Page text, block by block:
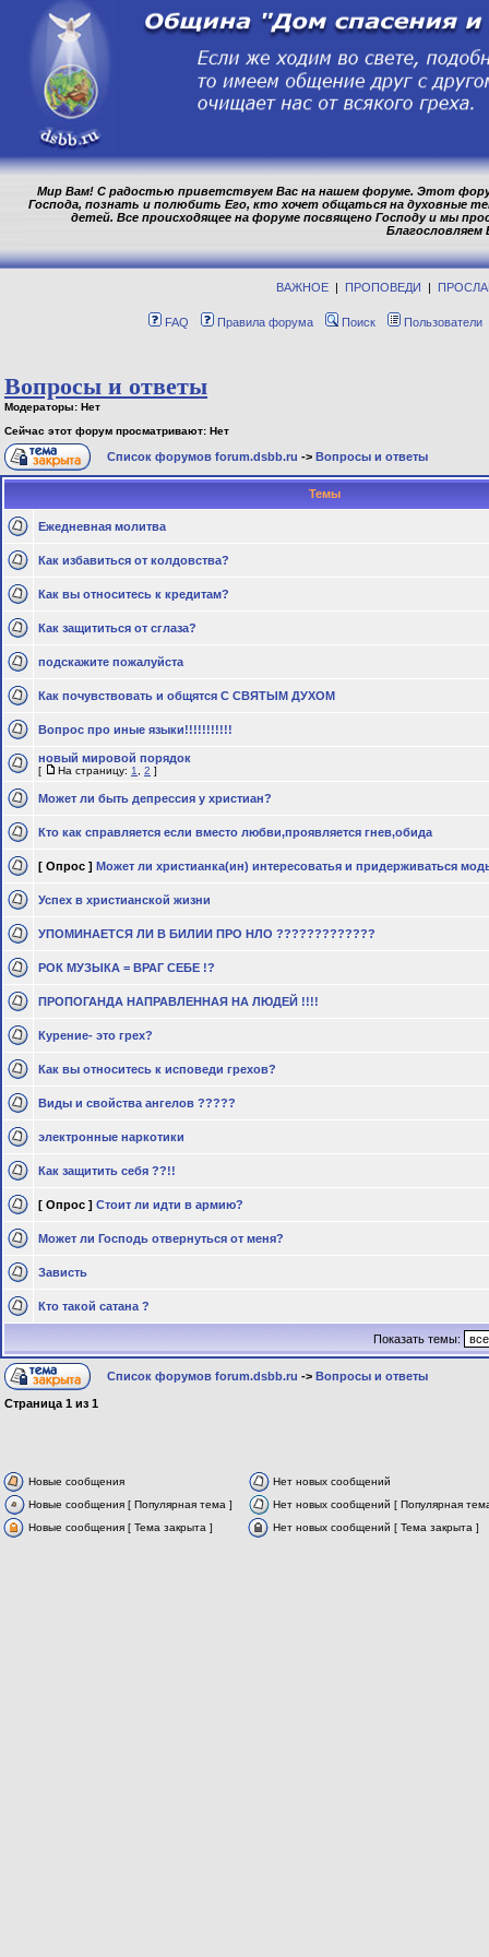
Мир Вам! С радостью приветствуем Вас на нашем форуме. Этот
Господа, познать и полюбить Его, кто хочет общаться на духовные
детей. Все происходящее на форуме посвящено Господу и мы
Благословляем
ВАЖНОЕ | ПРОПОВЕДИ |
FAQ Правила форума Поиск Пользователи
Вопросы и ответы
Модераторы: Нет
Сейчас этот форум просматривают: Нет
Список форумов forum.dsbb.ru -> Вопросы и ответы
Темы
Eжeднeвная молитва
Как избавиться от колдовства?
Как вы относитесь к кредитам?
Как защититься от сглаза?
подскажите пожалуйста
Как почувствовать и общятся С СВЯТЫМ ДУХОМ
Вопрос про иные языки!!!!!!!!!!!
новый мировой порядок
[ На страницу: 1 2 ]
Может ли быть депрессия у христиан?
Кто как справляется если вместо любви,проявляется гнев,обида
[ Опрос ] Может ли христианка(ин) интересоватья и придерживаться
Успех в христианской жизни
УПОМИНАЕТСЯ ЛИ В БИЛИИ ПРО НЛО ?????????????
РОК МУЗЫКА = ВРАГ СЕБЕ !?
ПРОПОГАНДА НАПРАВЛЕННАЯ НА ЛЮДЕЙ !!!!
Курение- это грех?
Как вы относитесь к исповеди грехов?
Виды и свойства ангелов ?????
электронные наркотики
Как защитить себя ??!!
[ Опрос ] Стоит ли идти в армию?
Может ли Господь отвернуться от меня?
Зависть
Кто такой сатана ?
Показать темы:
Список форумов forum.dsbb.ru -> Вопросы и ответы
Страница 1 из 1
Новые сообщения
Нет новых сообщений
Новые сообщения [ Популярная тема ]
Нет новых сообщений [ Популярная
Новые сообщения [ Тема закрыта ]
Нет новых сообщений [ Тема закрыта ]